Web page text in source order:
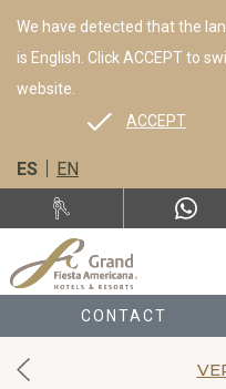
ES EN
CONTACT
We have detected that the
is English. Click ACCEPT to
website.
ACCEPT